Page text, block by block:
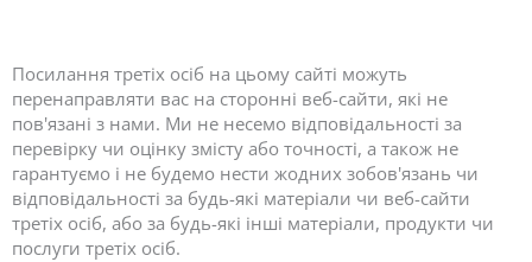
Посилання третіх осіб на цьому сайті можуть
перенаправляти вас на сторонні веб-сайти, які не
пов'язані з нами. Ми не несемо відповідальності за
перевірку чи оцінку змісту або точності, а також не
гарантуємо і не будемо нести жодних зобов'язань чи
відповідальності за будь-які матеріали чи веб-сайти
третіх осіб, або за будь-які інші матеріали, продукти чи
послуги третіх осіб.